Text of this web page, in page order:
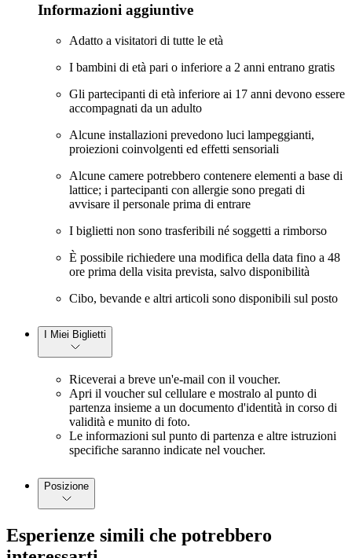
Informazioni aggiuntive
Adatto a visitatori di tutte le età
I bambini di età pari o inferiore a 2 anni entrano gratis
Gli partecipanti di età inferiore ai 17 anni devono essere
accompagnati da un adulto
Alcune installazioni prevedono luci lampeggianti,
proiezioni coinvolgenti ed effetti sensoriali
Alcune camere potrebbero contenere elementi a base di
lattice; i partecipanti con allergie sono pregati di
avvisare il personale prima di entrare
I biglietti non sono trasferibili né soggetti a rimborso
È possibile richiedere una modifica della data fino a 48
ore prima della visita prevista, salvo disponibilità
Cibo, bevande e altri articoli sono disponibili sul posto
I Miei Biglietti
Riceverai a breve un'e-mail con il voucher.
Apri il voucher sul cellulare e mostralo al punto di
partenza insieme a un documento d'identità in corso di
validità e munito di foto.
Le informazioni sul punto di partenza e altre istruzioni
specifiche saranno indicate nel voucher.
Posizione
Esperienze simili che potrebbero